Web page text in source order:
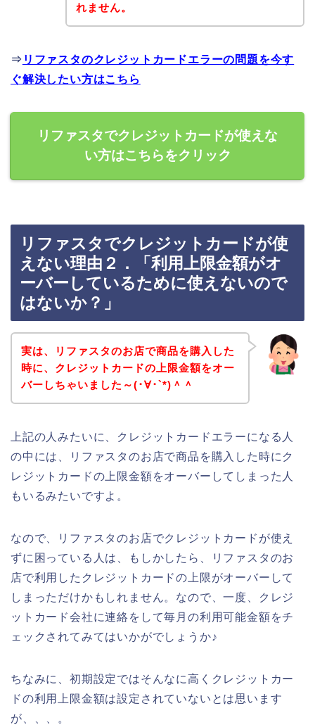
れません。
⇒ リファスタのクレジットカードエラーの問題を今す
ぐ解決したい方はこちら
リファスタでクレジットカードが使えな
い方はこちらをクリック
リファスタでクレジットカードが使
えない理由２．「利用上限金額がオ
ーバーしているために使えないので
はないか？」
実は、リファスタのお店で商品を購入した
時に、クレジットカードの上限金額をオー
バーしちゃいました～(･∀･`*)＾＾
上記の人みたいに、クレジットカードエラーになる人
の中には、リファスタのお店で商品を購入した時にク
レジットカードの上限金額をオーバーしてしまった人
もいるみたいですよ。
なので、リファスタのお店でクレジットカードが使え
ずに困っている人は、もしかしたら、リファスタのお
店で利用したクレジットカードの上限がオーバーして
しまっただけかもしれません。なので、一度、クレジ
ットカード会社に連絡をして毎月の利用可能金額をチ
ェックされてみてはいかがでしょうか♪
ちなみに、初期設定ではそんなに高くクレジットカー
ドの利用上限金額は設定されていないとは思います
が、、、。